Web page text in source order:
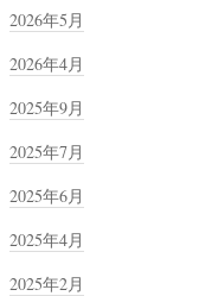
2026年5月
2026年4月
2025年9月
2025年7月
2025年6月
2025年4月
2025年2月